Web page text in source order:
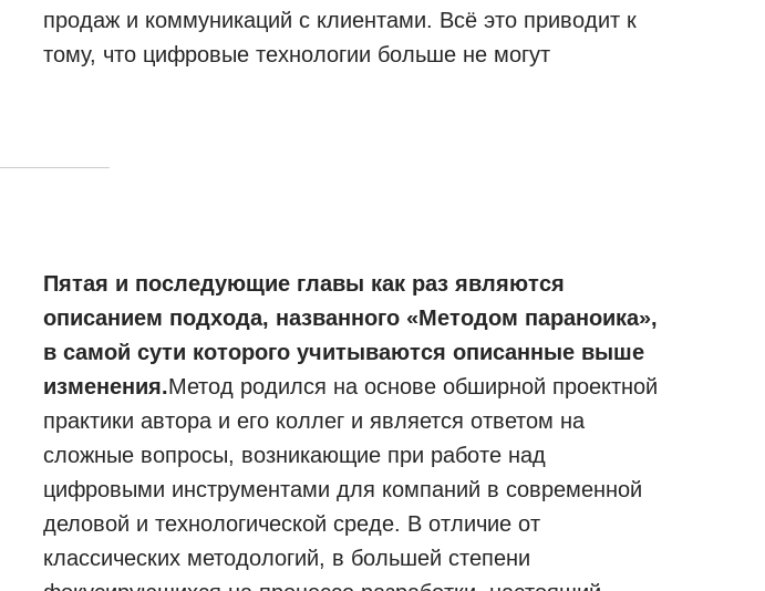
продаж и коммуникаций с клиентами. Всё это приводит к
тому, что цифровые технологии больше не могут
Пятая и последующие главы как раз являются
описанием подхода, названного «Методом параноика»,
в самой сути которого учитываются описанные выше
изменения.Метод родился на основе обширной проектной
практики автора и его коллег и является ответом на
сложные вопросы, возникающие при работе над
цифровыми инструментами для компаний в современной
деловой и технологической среде. В отличие от
классических методологий, в большей степени